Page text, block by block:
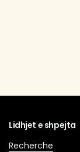
Lidhjet e shpejta
Recherche